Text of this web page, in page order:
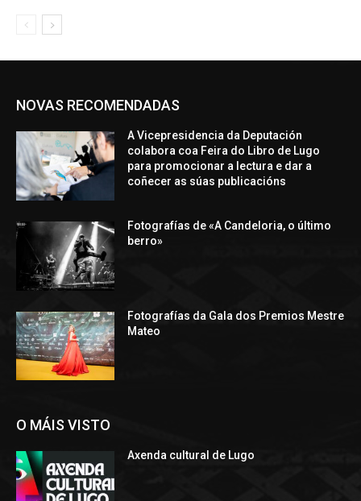
NOVAS RECOMENDADAS
A Vicepresidencia da Deputación
colabora coa Feira do Libro de Lugo
para promocionar a lectura e dar a
coñecer as súas publicacións
Fotografías de «A Candeloria, o último
berro»
Fotografías da Gala dos Premios Mestre
Mateo
O MÁIS VISTO
Axenda cultural de Lugo